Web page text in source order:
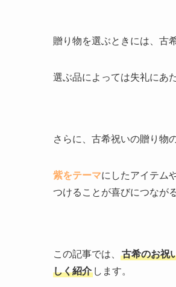
贈り物を選ぶときには、古
選ぶ品によっては失礼にあ
さらに、古希祝いの贈り物
紫をテーマにしたアイテム
つけることが喜びにつながる
この記事では、
古希のお祝
しく紹介 します。